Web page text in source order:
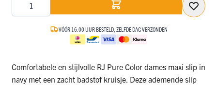
VÓÓR 16.00 UUR BESTELD, ZELFDE DAG VERZONDEN
Comfortabele en stijlvolle RJ Pure Color dames maxi slip in
navy met een zacht badstof kruisje. Deze ademende slip